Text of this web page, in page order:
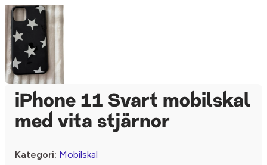
iPhone 11 Svart mobilskal
med vita stjärnor
Kategori: Mobilskal